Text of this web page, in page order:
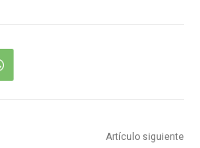
Artículo siguiente